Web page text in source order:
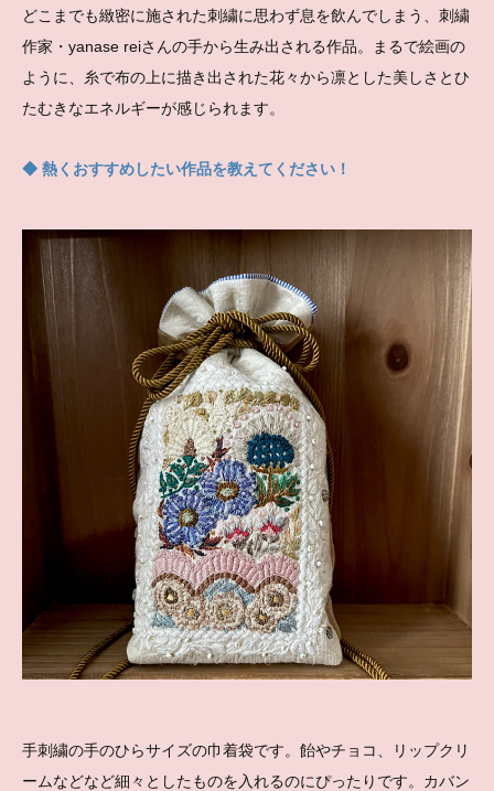
どこまでも緻密に施された刺繍に思わず息を飲んでしまう、刺繍
作家・yanase reiさんの手から生み出される作品。まるで絵画の
ように、糸で布の上に描き出された花々から凛とした美しさとひ
たむきなエネルギーが感じられます。
◆ 熱くおすすめしたい作品を教えてください！
手刺繍の手のひらサイズの巾着袋です。飴やチョコ、リップクリ
ームなどなど細々としたものを入れるのにぴったりです。カバン